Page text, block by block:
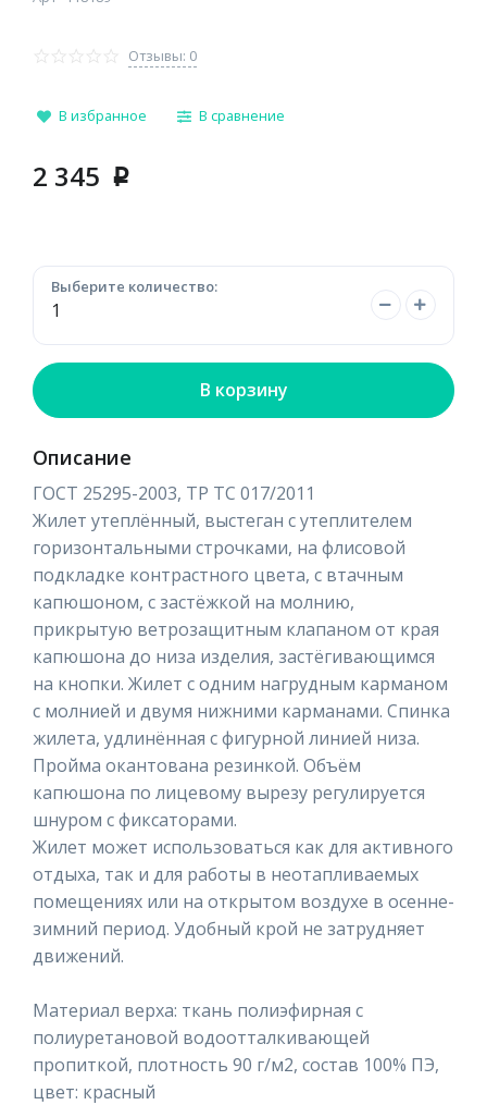
Отзывы: 0
В избранное В сравнение
2 345 p
Выберите количество:
В корзину
Описание
ГОСТ 25295-2003, ТР ТС 017/2011
Жилет утеплённый, выстеган с утеплителем
горизонтальными строчками, на флисовой
подкладке контрастного цвета, с втачным
капюшоном, с застёжкой на молнию,
прикрытую ветрозащитным клапаном от края
капюшона до низа изделия, застёгивающимся
на кнопки. Жилет с одним нагрудным карманом
с молнией и двумя нижними карманами. Спинка
жилета, удлинённая с фигурной линией низа.
Пройма окантована резинкой. Объём
капюшона по лицевому вырезу регулируется
шнуром с фиксаторами.
Жилет может использоваться как для активного
отдыха, так и для работы в неотапливаемых
помещениях или на открытом воздухе в осенне-
зимний период. Удобный крой не затрудняет
движений.
Материал верха: ткань полиэфирная с
полиуретановой водоотталкивающей
пропиткой, плотность 90 г/м2, состав 100% ПЭ,
цвет: красный